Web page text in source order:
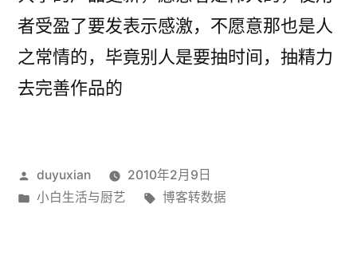
者受盈了要发表示感激，不愿意那也是人
之常情的，毕竟别人是要抽时间，抽精力
去完善作品的
发
布
duyuxian
2010年2月9日
发
小白生活与厨艺
标
博客转数据